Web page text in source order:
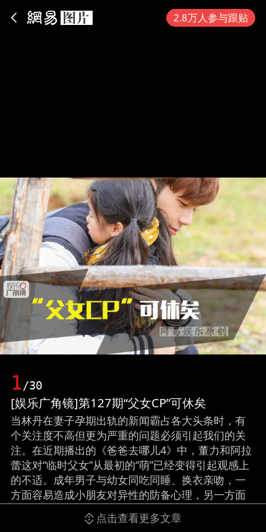
2.8万人参与跟贴
1/30
[娱乐广角镜]第127期“父女CP”可休矣
当林丹在妻子孕期出轨的新闻霸占各大头条时，有
个关注度不高但更为严重的问题必须引起我们的关
注。在近期播出的《爸爸去哪儿4》中，董力和阿拉
蕾这对“临时父女”从最初的“萌”已经变得引起观感上
的不适。成年男子与幼女同吃同睡、换衣亲吻，一
方面容易造成小朋友对异性的防备心理，另一方面
也容易成为成年人的恋童幻想素材。（责编/池安利
实习生/房思颖）（来源：网易娱乐）
点击查看更多文章